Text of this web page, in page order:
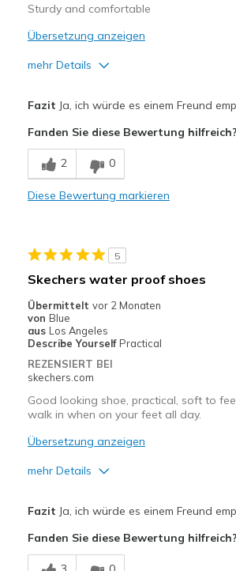
Sturdy and comfortable
Übersetzung anzeigen
mehr Details
Fazit Ja, ich würde es einem Freund
Fanden Sie diese Bewertung hilfreich?
2 0
Diese Bewertung markieren
5
Skechers water proof shoes
Übermittelt vor 2 Monaten
von Blue
aus Los Angeles
Describe Yourself Practical
REZENSIERT BEI
skechers.com
Good looking shoe, practical, soft to
walk in when on your feet all day.
Übersetzung anzeigen
mehr Details
Comfortable
Fazit Ja, ich würde es einem Freund
Fanden Sie diese Bewertung hilfreich?